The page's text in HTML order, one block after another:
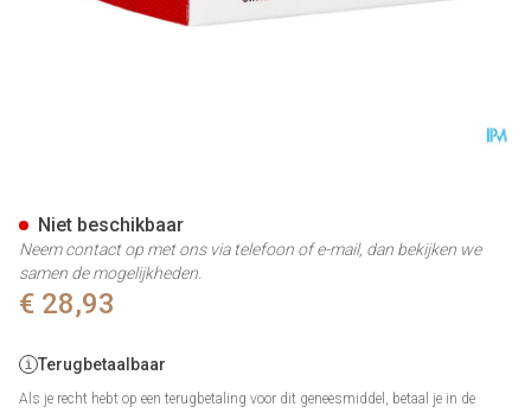
€ 28,93
Terugbetaalbaar
Als je recht hebt op een terugbetaling voor dit geneesmiddel, betaal je in de
Niet beschikbaar
Neem contact op met ons via telefoon of e-mail, dan bekijken we
samen de mogelijkheden.